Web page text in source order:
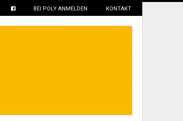
BEI POLY ANMELDEN KONTAKT